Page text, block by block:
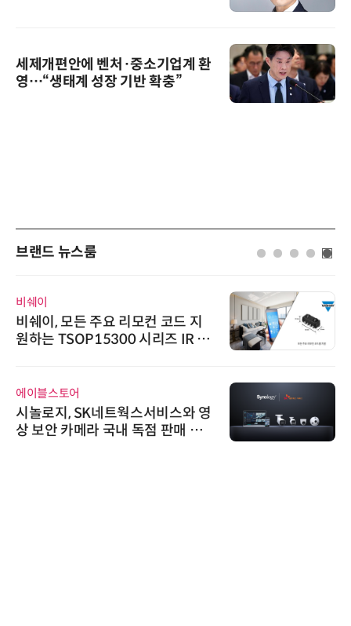
세제개편안에 벤처·중소기업계 환
영…“생태계 성장 기반 확충”
브랜드 뉴스룸
비쉐이
비쉐이, 모든 주요 리모컨 코드 지
원하는 TSOP15300 시리즈 IR 수
에이블스토어
시놀로지, SK네트웍스서비스와 영
상 보안 카메라 국내 독점 판매 파